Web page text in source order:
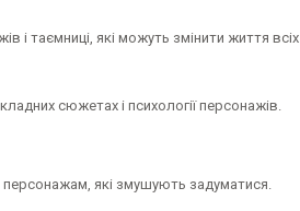
і таємниці, які можуть змінити життя всіх
сюжетах і психології персонажів.
персонажам, які змушують задуматися.